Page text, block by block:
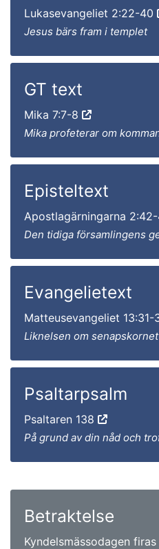
Lukasevangeliet 2:22-40
Jesus bärs fram i templet
GT text
Mika 7:7-8
Mika profeterar om
Episteltext
Apostlagärningarna
Den tidiga församlingens
Evangelietext
Matteusevangeliet 13:31-
Liknelsen om senapskornet
Psaltarpsalm
Psaltaren 138
På grund av din nåd och
Betraktelse
Kyndelsmässodagen